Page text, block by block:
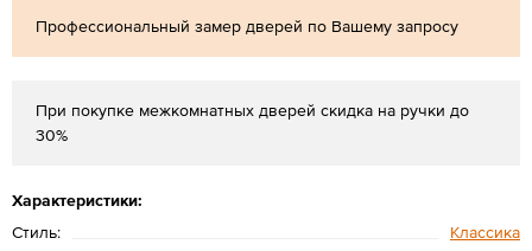
Профессиональный замер дверей по Вашему запросу
При покупке межкомнатных дверей скидка на ручки до
30%
Характеристики:
Стиль:
Классика